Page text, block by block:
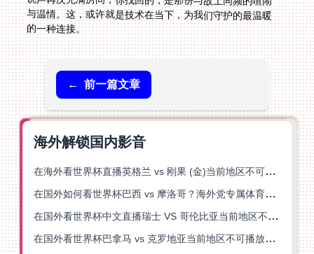
的一种连接。
← 前一篇文章
海外解锁国内影音
在海外看世界杯直播英格兰 vs 刚果 (金)当前地区不可播放？这篇指南帮你突破所有限制
在国外如何看世界杯巴西 vs 摩洛哥？海外党专属体育观赛指南来了
在国外看世界杯中文直播瑞士 VS 哥伦比亚当前地区不可播放？这篇指南帮你搞定
在国外看世界杯巴拿马 vs 克罗地亚当前地区不可播放？这篇指南帮你轻松解决海外体育直播难题